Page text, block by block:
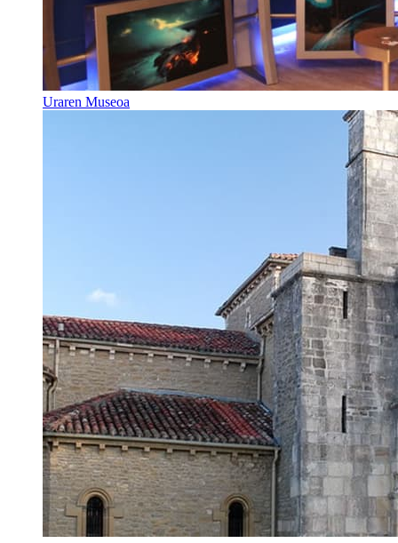
Uraren Museoa